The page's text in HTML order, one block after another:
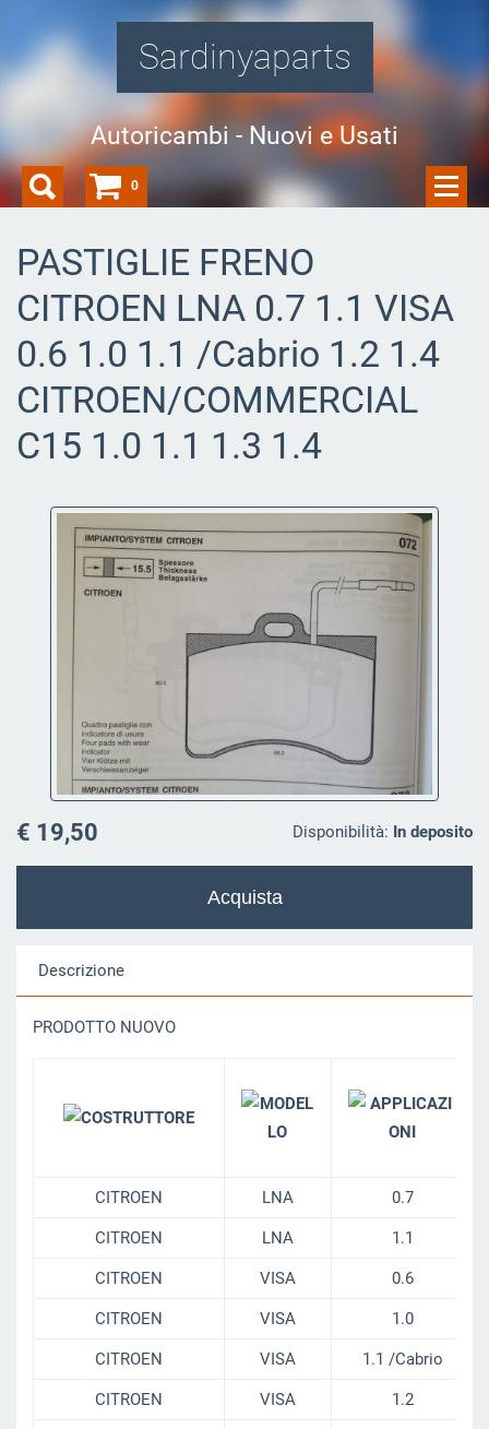
Sardinyaparts
Autoricambi - Nuovi e Usati
PASTIGLIE FRENO
CITROEN LNA 0.7 1.1 VISA
0.6 1.0 1.1 /Cabrio 1.2 1.4
CITROEN/COMMERCIAL
C15 1.0 1.1 1.3 1.4
Disponibilità: In deposito
€ 19,50
Descrizione
PRODOTTO NUOVO
CITROEN LNA 0.7
CITROEN LNA 1.1
CITROEN VISA 0.6
CITROEN VISA 1.0
CITROEN VISA 1.1 /Cabrio
CITROEN VISA 1.2
0